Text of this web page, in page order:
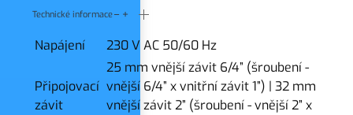
Technické informace
Napájení 230 V AC 50/60 Hz
Připojovací
závit
25 mm vnější závit 6/4” (šroubení -
vnější 6/4” x vnitřní závit 1”) | 32 mm
vnější závit 2” (šroubení - vnější 2” x